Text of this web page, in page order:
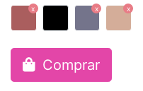
Comprar